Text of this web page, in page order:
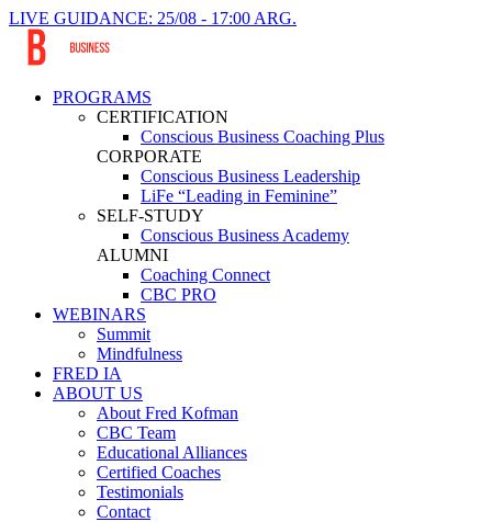
LIVE GUIDANCE: 25/08 - 17:00 ARG.
PROGRAMS
CERTIFICATION
Conscious Business Coaching Plus
CORPORATE
Conscious Business Leadership
LiFe “Leading in Feminine”
SELF-STUDY
Conscious Business Academy
ALUMNI
Coaching Connect
CBC PRO
WEBINARS
Summit
Mindfulness
FRED IA
ABOUT US
About Fred Kofman
CBC Team
Educational Alliances
Certified Coaches
Testimonials
Contact